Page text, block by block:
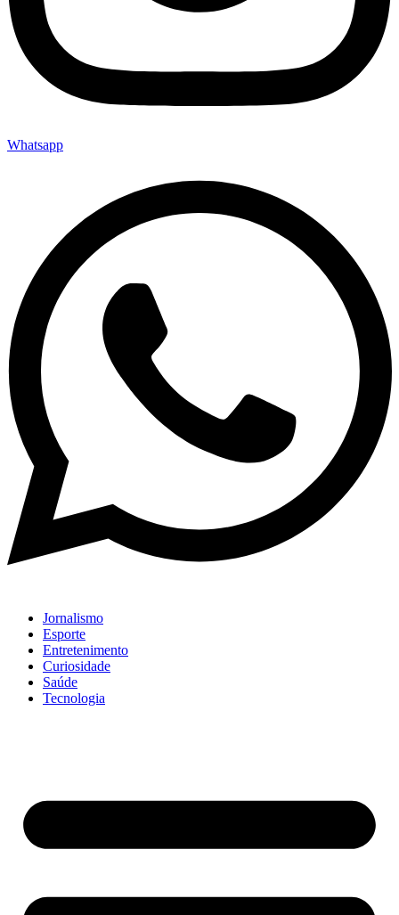
Whatsapp
Jornalismo
Esporte
Entretenimento
Curiosidade
Saúde
Tecnologia